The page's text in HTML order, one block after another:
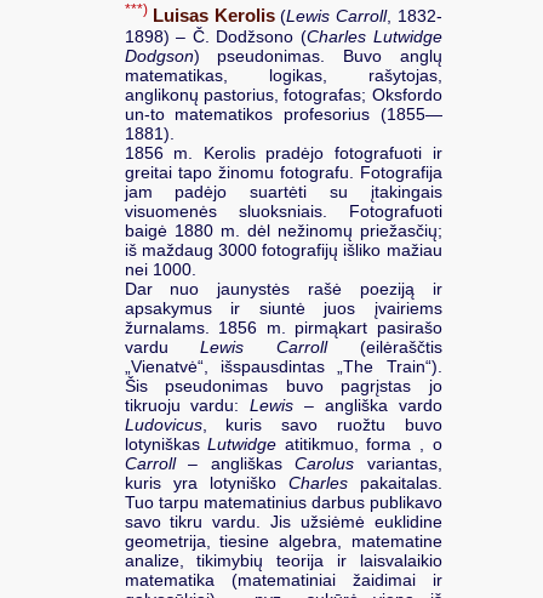
***) Luisas Kerolis(Lewis Carroll, 1832-
1898) – Č. Dodžsono (Charles Lutwidge
Dodgson) pseudonimas. Buvo anglų
matematikas, logikas, rašytojas,
anglikonų pastorius, fotografas; Oksfordo
un-to matematikos profesorius (1855—
1881).
1856 m. Kerolis pradėjo fotografuoti ir
greitai tapo žinomu fotografu. Fotografija
jam padėjo suartėti su įtakingais
visuomenės sluoksniais. Fotografuoti
baigė 1880 m. dėl nežinomų priežasčių;
iš maždaug 3000 fotografijų išliko mažiau
nei 1000.
Dar nuo jaunystės rašė poeziją ir
apsakymus ir siuntė juos įvairiems
žurnalams. 1856 m. pirmąkart pasirašo
varduLewis Carroll(eilėraščtis
„Vienatvė“, išspausdintas „The Train“).
Šis pseudonimas buvo pagrįstas jo
tikruoju vardu:Lewis – angliška vardo
Ludovicus, kuris savo ruožtu buvo
lotyniškasLutwidge atitikmuo, forma , o
Carroll– angliškasCarolus variantas,
kuris yra lotyniško Charlespakaitalas.
Tuo tarpu matematinius darbus publikavo
savo tikru vardu. Jis užsiėmė euklidine
geometrija, tiesine algebra, matematine
analize, tikimybių teorija ir laisvalaikio
matematika (matematiniai žaidimai ir